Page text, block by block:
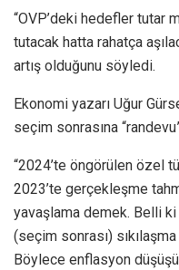
“OVP’deki hedefler tutar
tutacak hatta rahatça
artış olduğunu söyledi.
Ekonomi yazarı Uğur
seçim sonrasına
“2024’te öngörülen özel
2023’te gerçekleşme
yavaşlama demek. Belli
(seçim sonrası)
Böylece enflasyon